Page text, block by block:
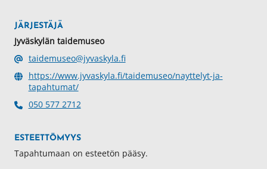
JÄRJESTÄJÄ
Jyväskylän taidemuseo
taidemuseo@jyvaskyla.fi
https://www.jyvaskyla.fi/taidemuseo/nayttelyt-ja-
tapahtumat/
050 577 2712
ESTEETTÖMYYS
Tapahtumaan on esteetön pääsy.